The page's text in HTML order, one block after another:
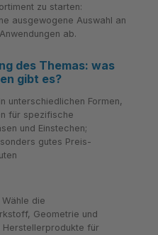
zu starten:
ausgewogene Auswahl an
ab.
des Themas: was
gibt es?
unterschiedlichen Formen,
für spezifische
und Einstechen;
gutes Preis-
die
Geometrie und
Herstellerprodukte für